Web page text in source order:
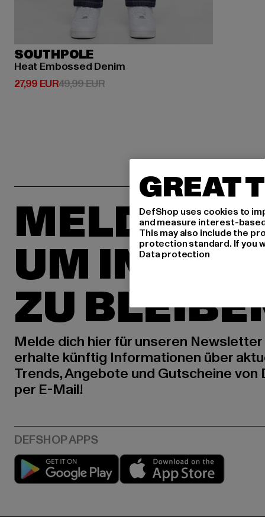
SOUTHPOLE
Heat Embossed Denim
27,99 EUR
Derzeitiger Preis: 27,99 EUR
49,99 EURAktionspreis: 49,99 EUR
MELDE
UM
ZU
Melde dich hier für unseren Newsletter
erhalte künftig Informationen über
Trends, Angebote und Gutscheine von
per E-Mail!
Play market
GREAT
DefShop uses cookies to
and measure interest-
This may also include the
protection standard. If you
Data protection